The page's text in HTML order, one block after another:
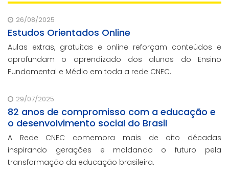
26/08/2025
Estudos Orientados Online
Aulas extras, gratuitas e online reforçam conteúdos e
aprofundam o aprendizado dos alunos do Ensino
Fundamental e Médio em toda a rede CNEC.
29/07/2025
82 anos de compromisso com a educação e
o desenvolvimento social do Brasil
A Rede CNEC comemora mais de oito décadas
inspirando gerações e moldando o futuro pela
transformação da educação brasileira.